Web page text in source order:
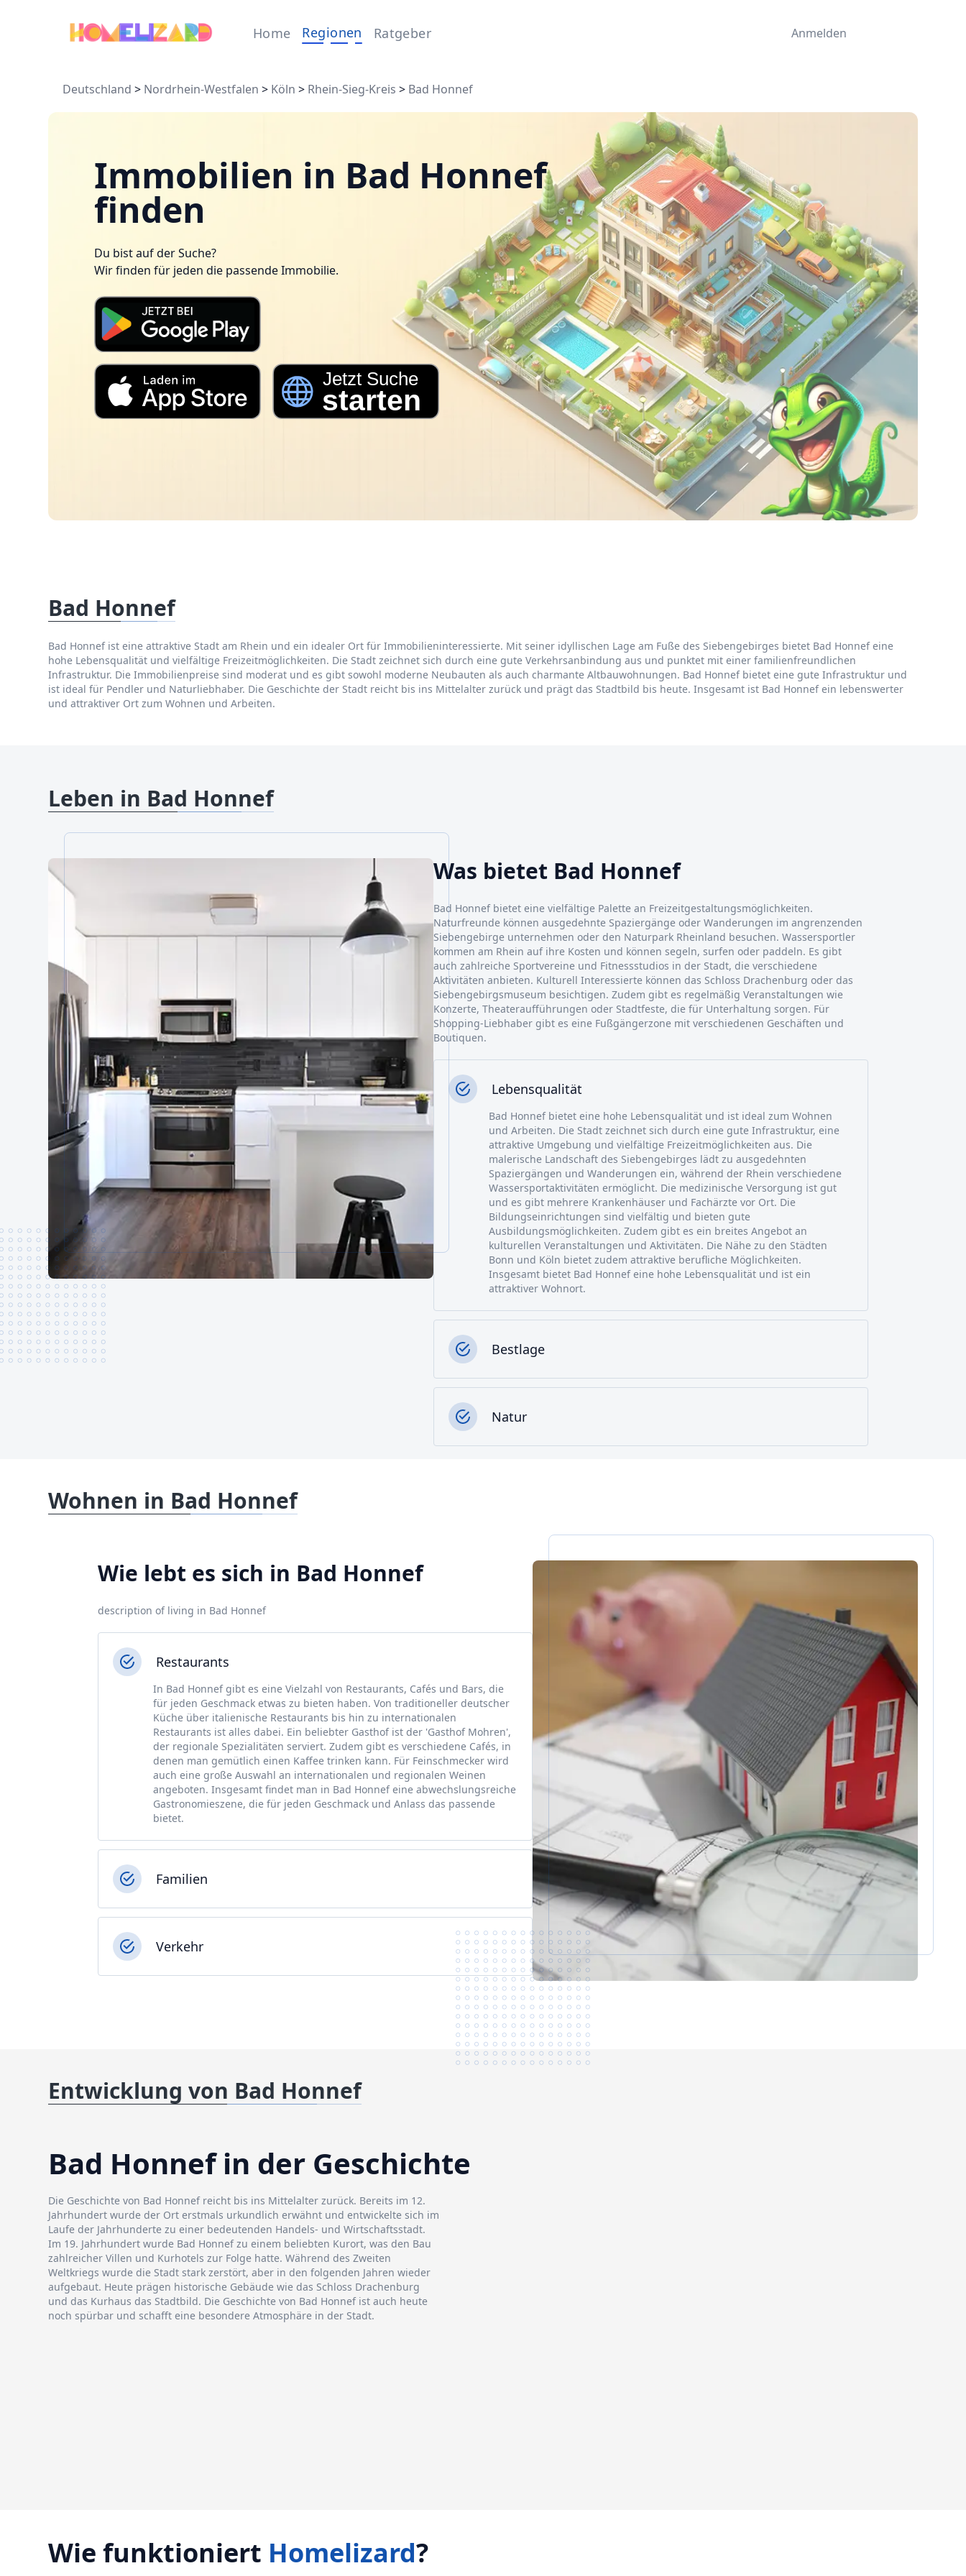
Home Regionen Ratgeber Anmelden
Deutschland > Nordrhein-Westfalen > Köln > Rhein-Sieg-Kreis > Bad Honnef
Immobilien in Bad Honnef
finden
Du bist auf der Suche?
Wir finden für jeden die passende Immobilie.
Bad Honnef
Bad Honnef ist eine attraktive Stadt am Rhein und ein idealer Ort für Immobilieninteressierte. Mit seiner idyllischen Lage am Fuße des Siebengebirges bietet Bad Honnef eine
hohe Lebensqualität und vielfältige Freizeitmöglichkeiten. Die Stadt zeichnet sich durch eine gute Verkehrsanbindung aus und punktet mit einer familienfreundlichen
Infrastruktur. Die Immobilienpreise sind moderat und es gibt sowohl moderne Neubauten als auch charmante Altbauwohnungen. Bad Honnef bietet eine gute Infrastruktur und
ist ideal für Pendler und Naturliebhaber. Die Geschichte der Stadt reicht bis ins Mittelalter zurück und prägt das Stadtbild bis heute. Insgesamt ist Bad Honnef ein lebenswerter
und attraktiver Ort zum Wohnen und Arbeiten.
Leben in Bad Honnef
Was bietet Bad Honnef
Bad Honnef bietet eine vielfältige Palette an Freizeitgestaltungsmöglichkeiten.
Naturfreunde können ausgedehnte Spaziergänge oder Wanderungen im angrenzenden
Siebengebirge unternehmen oder den Naturpark Rheinland besuchen. Wassersportler
kommen am Rhein auf ihre Kosten und können segeln, surfen oder paddeln. Es gibt
auch zahlreiche Sportvereine und Fitnessstudios in der Stadt, die verschiedene
Aktivitäten anbieten. Kulturell Interessierte können das Schloss Drachenburg oder das
Siebengebirgsmuseum besichtigen. Zudem gibt es regelmäßig Veranstaltungen wie
Konzerte, Theateraufführungen oder Stadtfeste, die für Unterhaltung sorgen. Für
Shopping-Liebhaber gibt es eine Fußgängerzone mit verschiedenen Geschäften und
Boutiquen.
Lebensqualität
Bad Honnef bietet eine hohe Lebensqualität und ist ideal zum Wohnen
und Arbeiten. Die Stadt zeichnet sich durch eine gute Infrastruktur, eine
attraktive Umgebung und vielfältige Freizeitmöglichkeiten aus. Die
malerische Landschaft des Siebengebirges lädt zu ausgedehnten
Spaziergängen und Wanderungen ein, während der Rhein verschiedene
Wassersportaktivitäten ermöglicht. Die medizinische Versorgung ist gut
und es gibt mehrere Krankenhäuser und Fachärzte vor Ort. Die
Bildungseinrichtungen sind vielfältig und bieten gute
Ausbildungsmöglichkeiten. Zudem gibt es ein breites Angebot an
kulturellen Veranstaltungen und Aktivitäten. Die Nähe zu den Städten
Bonn und Köln bietet zudem attraktive berufliche Möglichkeiten.
Insgesamt bietet Bad Honnef eine hohe Lebensqualität und ist ein
attraktiver Wohnort.
Bestlage
Natur
Wohnen in Bad Honnef
Wie lebt es sich in Bad Honnef
description of living in Bad Honnef
Restaurants
In Bad Honnef gibt es eine Vielzahl von Restaurants, Cafés und Bars, die
für jeden Geschmack etwas zu bieten haben. Von traditioneller deutscher
Küche über italienische Restaurants bis hin zu internationalen
Restaurants ist alles dabei. Ein beliebter Gasthof ist der 'Gasthof Mohren',
der regionale Spezialitäten serviert. Zudem gibt es verschiedene Cafés, in
denen man gemütlich einen Kaffee trinken kann. Für Feinschmecker wird
auch eine große Auswahl an internationalen und regionalen Weinen
angeboten. Insgesamt findet man in Bad Honnef eine abwechslungsreiche
Gastronomieszene, die für jeden Geschmack und Anlass das passende
bietet.
Familien
Verkehr
Entwicklung von Bad Honnef
Bad Honnef in der Geschichte
Die Geschichte von Bad Honnef reicht bis ins Mittelalter zurück. Bereits im 12.
Jahrhundert wurde der Ort erstmals urkundlich erwähnt und entwickelte sich im
Laufe der Jahrhunderte zu einer bedeutenden Handels- und Wirtschaftsstadt.
Im 19. Jahrhundert wurde Bad Honnef zu einem beliebten Kurort, was den Bau
zahlreicher Villen und Kurhotels zur Folge hatte. Während des Zweiten
Weltkriegs wurde die Stadt stark zerstört, aber in den folgenden Jahren wieder
aufgebaut. Heute prägen historische Gebäude wie das Schloss Drachenburg
und das Kurhaus das Stadtbild. Die Geschichte von Bad Honnef ist auch heute
noch spürbar und schafft eine besondere Atmosphäre in der Stadt.
Wie funktioniert Homelizard?